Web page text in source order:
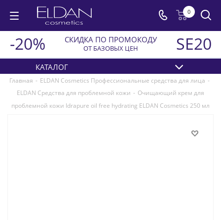
0
-20% СКИДКА ПО ПРОМОКОДУ
ОТ БАЗОВЫХ ЦЕН SE20
КАТАЛОГ
Главная - ELDAN Cosmetics Профессиональные средства для лица -
ELDAN Средства для проблемной кожи - Очищающий крем для
проблемной кожи Idrapure oil free hydrating ELDAN Cosmetics 250 мл